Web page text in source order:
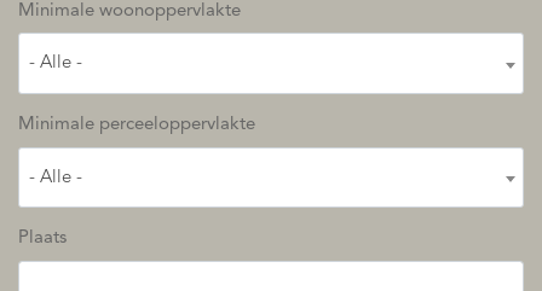
Minimale woonoppervlakte
- Alle -
Minimale perceeloppervlakte
- Alle -
Plaats